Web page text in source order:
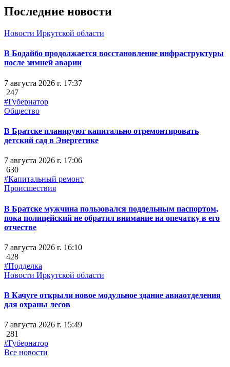
Последние новости
Новости Иркутской области
В Бодайбо продолжается восстановление инфраструктуры
после зимней аварии
7 августа 2026 г. 17:37
247
#Губернатор
Общество
В Братске планируют капитально отремонтировать
детский сад в Энергетике
7 августа 2026 г. 17:06
630
#Капитальный ремонт
Происшествия
В Братске мужчина пользовался поддельным паспортом,
пока полицейский не обратил внимание на опечатку в его
отчестве
7 августа 2026 г. 16:10
428
#Подделка
Новости Иркутской области
В Качуге открыли новое модульное здание авиаотделения
для охраны лесов
7 августа 2026 г. 15:49
281
#Губернатор
Все новости